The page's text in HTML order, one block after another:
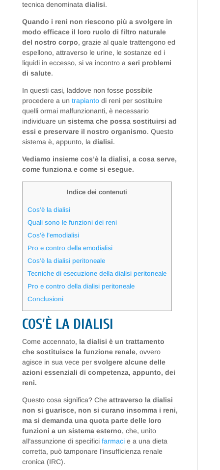
tecnica denominata dialisi.
Quando i reni non riescono più a svolgere in
modo efficace il loro ruolo di filtro naturale
del nostro corpo, grazie al quale trattengono ed
espellono, attraverso le urine, le sostanze ed i
liquidi in eccesso, si va incontro a seri problemi
di salute.
In questi casi, laddove non fosse possibile
procedere a un trapiantodi reni per sostituire
quelli ormai malfunzionanti, è necessario
individuare un sistema che possa sostituirsi ad
essi e preservare il nostro organismo. Questo
sistema è, appunto, la dialisi.
Vediamo insieme cos’è la dialisi, a cosa serve,
come funziona e come si esegue.
Indice dei contenuti
Cos’è la dialisi
Quali sono le funzioni dei reni
Cos’è l’emodialisi
Pro e contro della emodialisi
Cos’è la dialisi peritoneale
Tecniche di esecuzione della dialisi peritoneale
Pro e contro della dialisi peritoneale
Conclusioni
COS’È LA DIALISI
Come accennato, la dialisi è un trattamento
che sostituisce la funzione renale, ovvero
agisce in sua vece per svolgere alcune delle
azioni essenziali di competenza, appunto, dei
reni.
Questo cosa significa? Che attraverso la dialisi
non si guarisce, non si curano insomma i reni,
ma si demanda una quota parte delle loro
funzioni a un sistema esterno, che, unito
all’assunzione di specifici farmacie a una dieta
corretta, può tamponare l’insufficienza renale
cronica (IRC).